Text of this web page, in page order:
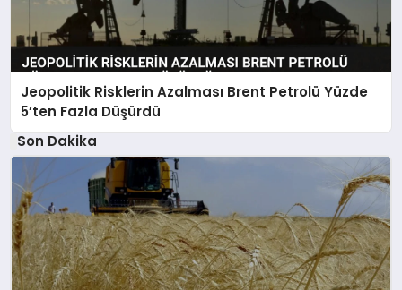
Jeopolitik Risklerin Azalması Brent Petrolü Yüzde
5’ten Fazla Düşürdü
Son Dakika